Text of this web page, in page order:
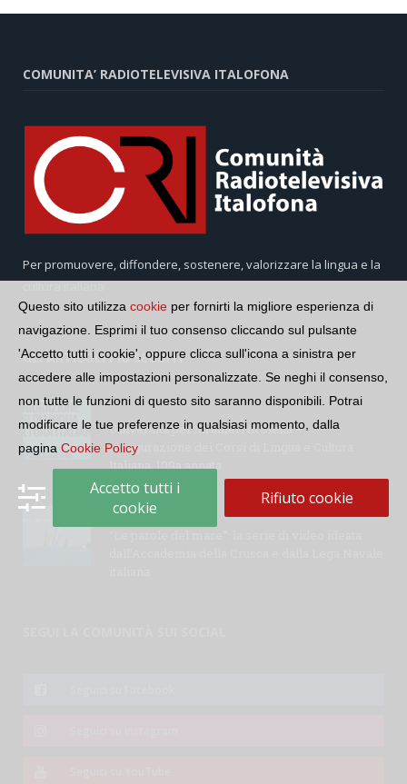
COMUNITA’ RADIOTELEVISIVA ITALOFONA
Per promuovere, diffondere, sostenere, valorizzare la lingua e la
cultura italiana
GLI ARTICOLI PIÙ SEGUITI
Università per Stranieri di Siena –
Inaugurazione dei Corsi di Lingua e Cultura
Italiana, 109a annata
Questo sito utilizza cookie per fornirti la migliore esperienza di
navigazione. Esprimi il tuo consenso cliccando sul pulsante
'Accetto tutti i cookie', oppure clicca sull'icona a sinistra per
accedere alle impostazioni personalizzate. Se neghi il consenso,
non tutte le funzioni di questo sito saranno disponibili. Potrai
modificare le tue preferenze in qualsiasi momento, dalla
pagina Cookie Policy
Accetto tutti i
cookie
Rifiuto cookie